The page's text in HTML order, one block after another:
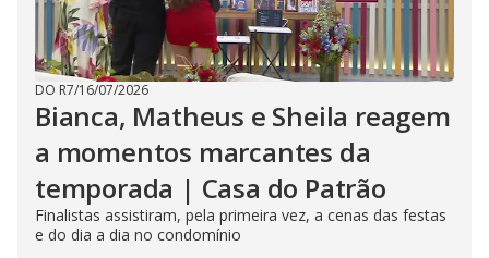
DO R7/16/07/2026
Bianca, Matheus e Sheila reagem
a momentos marcantes da
temporada | Casa do Patrão
Finalistas assistiram, pela primeira vez, a cenas das festas
e do dia a dia no condomínio